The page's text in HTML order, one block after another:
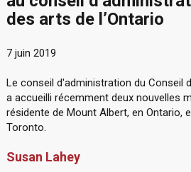
des arts de l’Ontario
7 juin 2019
Le conseil d'administration du Conseil
a accueilli récemment deux nouvelles
résidente de Mount Albert, en Ontario,
Toronto.
Susan Lahey